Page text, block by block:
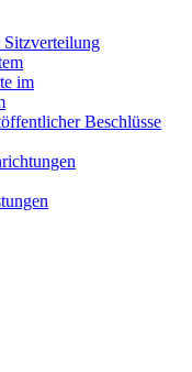
Sitzverteilung
im
Beschlüsse